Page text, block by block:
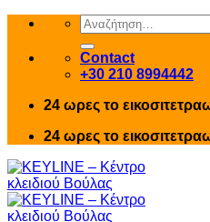
Skip
content
Αναζήτηση
για:
Contact
+30 210 8994442
24 ωρες το
24 ωρες το